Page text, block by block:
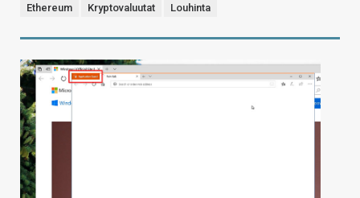
Ethereum Kryptovaluutat Louhinta